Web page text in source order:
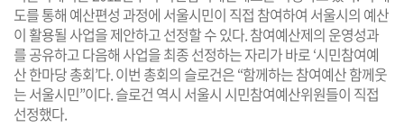
도를 통해 예산편성 과정에 서울시민이 직접 참여하여 서울시의 예산
이 활용될 사업을 제안하고 선정할 수 있다. 참여예산제의 운영성과
를 공유하고 다음해 사업을 최종 선정하는 자리가 바로 ‘시민참여예
산 한마당 총회’다. 이번 총회의 슬로건은 “함께하는 참여예산 함께웃
는 서울시민”이다. 슬로건 역시 서울시 시민참여예산위원들이 직접
선정했다.